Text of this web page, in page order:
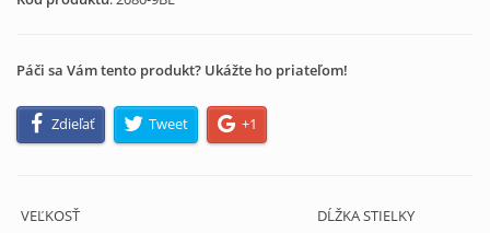
Páči sa Vám tento produkt? Ukážte ho priateľom!
Zdieľať Tweet +1
VEĽKOSŤ
DĹŽKA STIELKY